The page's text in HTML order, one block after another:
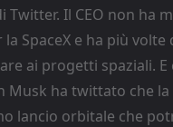
Twitter. Il CEO non ha
la SpaceX e ha più
ai progetti spaziali. E
Musk ha twittato che la
lancio orbitale che